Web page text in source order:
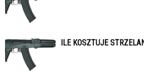
ILE KOSZTUJE